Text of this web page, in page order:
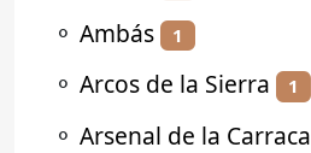
⚬ Ambás 1
⚬ Arcos de la Sierra 1
⚬ Arsenal de la Carraca